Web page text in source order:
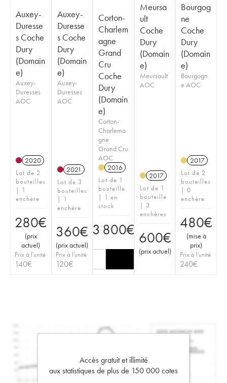
Auxey-
Duresse
s Coche
Dury
(Domain
e)
Auxey-
Duresses
AOC
2020
Lot de 2
bouteilles
| 1
enchère
280€
(prix
actuel)
Prix à l'unité
140€
Auxey-
Duresse
s Coche
Dury
(Domain
e)
Auxey-
Duresses
AOC
2021
Lot de 3
bouteilles
| 1
enchère
360€
(prix actuel)
Prix à l'unité
120€
Corton-
Charlem
agne
Grand
Cru
Coche
Dury
(Domain
e)
Corton-
Charlema
gne
Grand Cru
AOC
2016
Lot de 1
bouteille
| 1 en
stock
3 800€
Meursa
ult
Coche
Dury
(Domain
e)
Meursault
AOC
2017
Lot de 1
bouteille
| 3
enchères
600€
(prix actuel)
Bourgog
ne
Coche
Dury
(Domain
e)
Bourgogn
e AOC
2017
Lot de 2
bouteilles
| 0
enchère
480€
(mise à
prix)
Prix à l'unité
240€
Accès gratuit et illimité
aux statistiques de plus de 150 000 cotes